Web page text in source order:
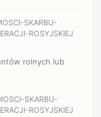
SKARBU-
ROSYJSKIEJ
rolnych lub
SKARBU-
ROSYJSKIEJ